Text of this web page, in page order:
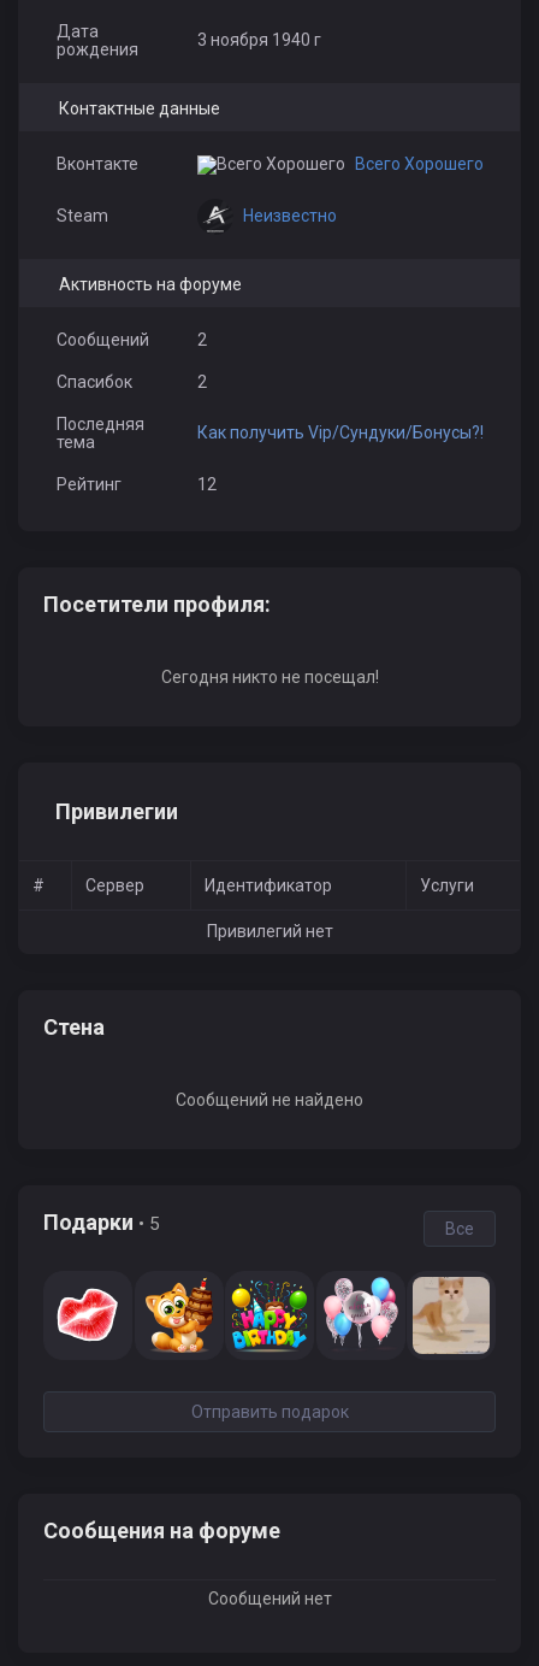
Superkiller161rus
Дата
рождения
3 ноября 1940 г
Контактные данные
Вконтакте Всего Хорошего
Steam Неизвестно
Активность на форуме
Сообщений 2
Спасибок 2
Последняя
тема
Как получить Vip/Сундуки/Бонусы?!
Рейтинг 12
Посетители профиля:
Сегодня никто не посещал!
Привилегии
# Сервер Идентификатор Услуги
Привилегий нет
Стена
Сообщений не найдено
Подарки • 5 Все
Отправить подарок
Сообщения на форуме
Сообщений нет